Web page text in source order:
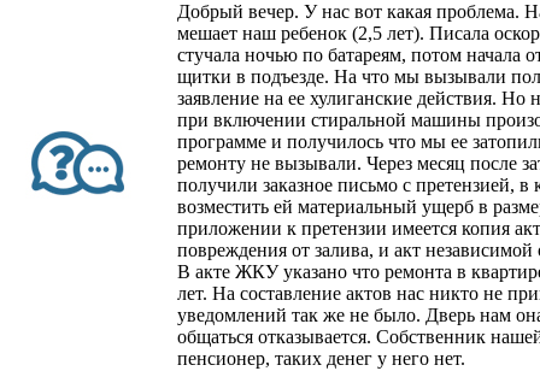
Добрый вечер. У нас вот какая проблема.
мешает наш ребенок (2,5 лет). Писала
стучала ночью по батареям, потом начала
щитки в подъезде. На что мы вызывали
заявление на ее хулиганские действия.
при включении стиральной машины
программе и получилось что мы ее
ремонту не вызывали. Через месяц после
получили заказное письмо с претензией, в
возместить ей материальный ущерб в
приложении к претензии имеется копия
повреждения от залива, и акт
В акте ЖКУ указано что ремонта в
лет. На составление актов нас никто не
уведомлений так же не было. Дверь нам
общаться отказывается. Собственник
пенсионер, таких денег у него нет.